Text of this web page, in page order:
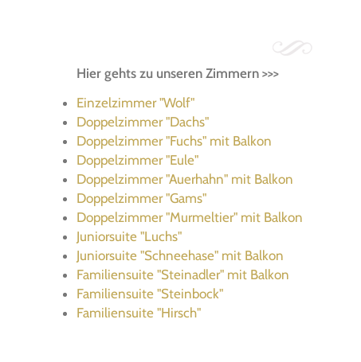
Hier gehts zu unseren Zimmern >>>
Einzelzimmer "Wolf"
Doppelzimmer "Dachs"
Doppelzimmer "Fuchs" mit Balkon
Doppelzimmer "Eule"
Doppelzimmer "Auerhahn" mit Balkon
Doppelzimmer "Gams"
Doppelzimmer "Murmeltier" mit Balkon
Juniorsuite "Luchs"
Juniorsuite "Schneehase" mit Balkon
Familiensuite "Steinadler" mit Balkon
Familiensuite "Steinbock"
Familiensuite "Hirsch"